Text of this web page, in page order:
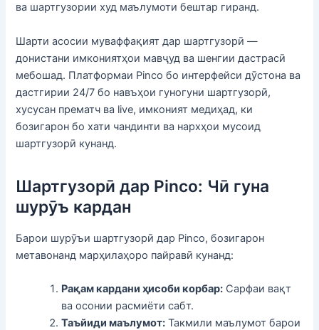
ва шартгузории худ маълумоти бештар гиранд.
Шарти асосии муваффақият дар шартгузорӣ —
донистани имкониятҳои мавҷуд ва шенгии дастрасӣ
мебошад. Платформаи Pinco бо интерфейси дӯстона ва
дастгирии 24/7 бо навъҳои гуногуни шартгузорӣ,
хусусан прематч ва live, имконият медиҳад, ки
бозигарон бо хати чандинти ва нархҳои мусоид
шартгузорӣ кунанд.
Шартгузорӣ дар Pinco: Чӣ гуна
шурӯъ кардан
Барои шурӯъи шартгузорӣ дар Pinco, бозигарон
метавонанд марҳилаҳоро пайравӣ кунанд:
Рақам кардани ҳисоби корбар: Сарфаи вақт
ва осонии расмиёти сабт.
Таъйиди маълумот: Такмили маълумот барои